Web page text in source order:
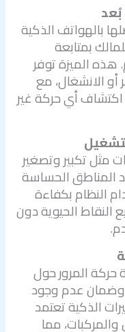
بالهواتف الذكية
بمتابعة
الميزة توفر
أو الانشغال، مع
اكتشاف أي حركة غير
مثل تكبير وتصغير
المناطق الحساسة
النظام بكفاءة
النقاط الحيوية دون
حركة المرور حول
وضمان عدم وجود
الذكية تعتمد
مما